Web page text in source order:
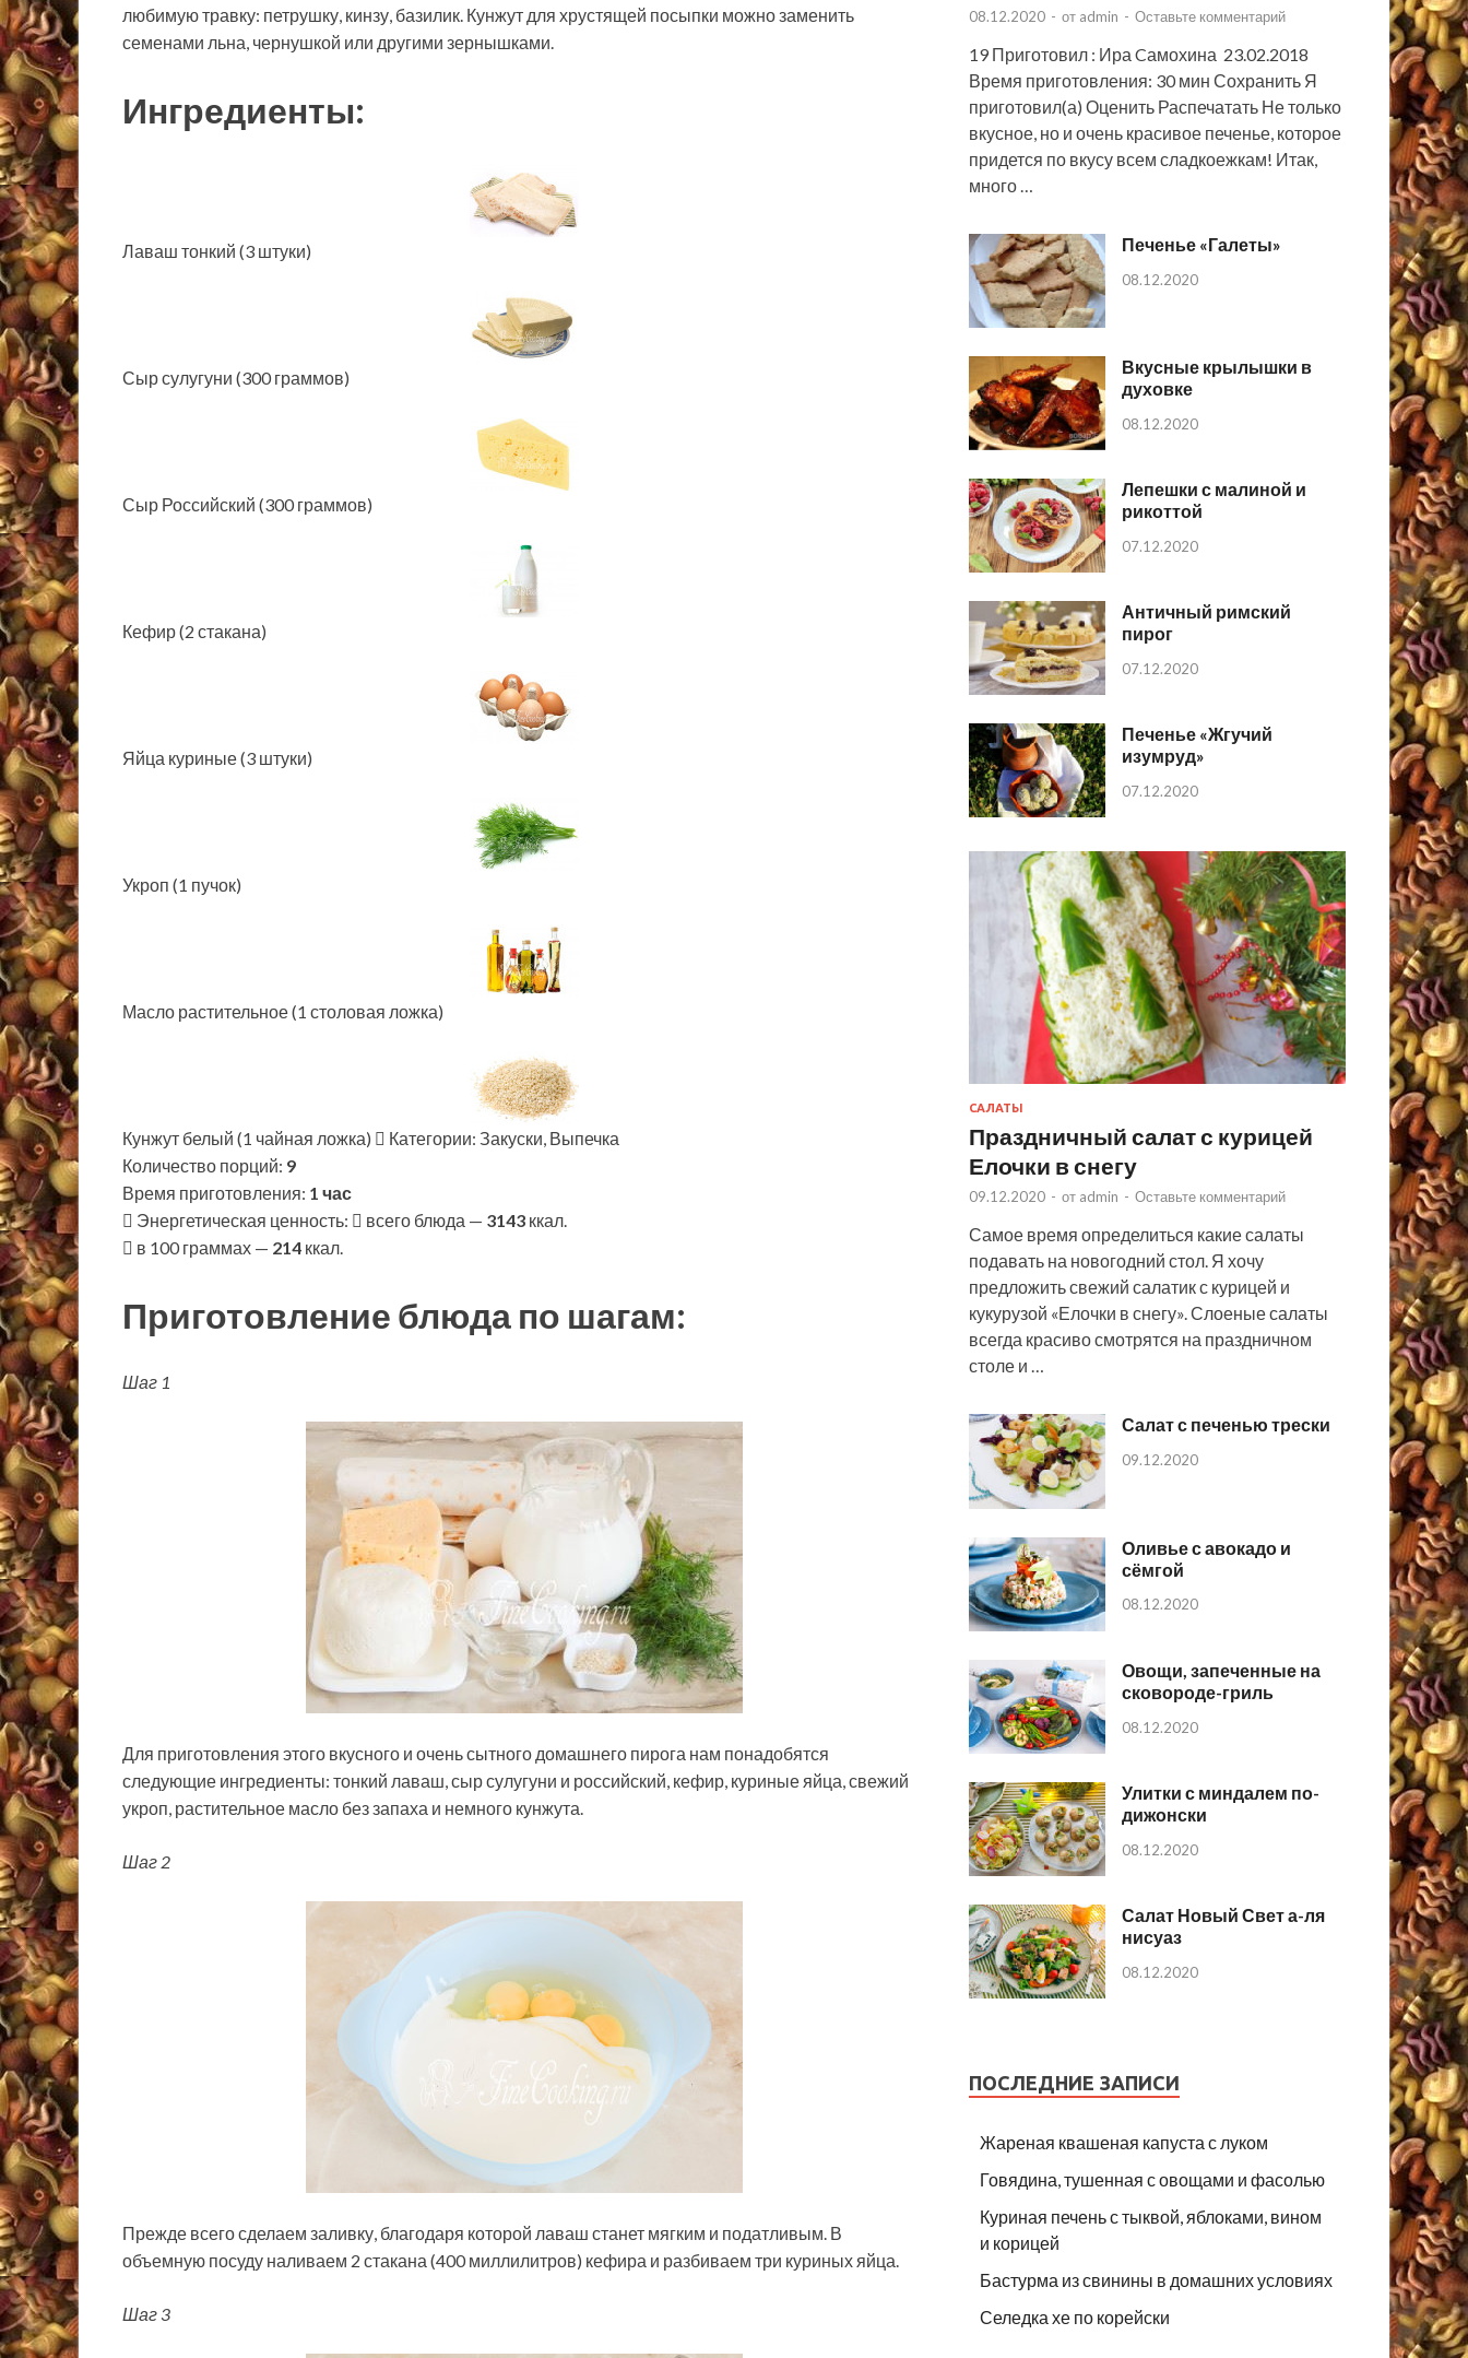
любимую травку: петрушку, кинзу, базилик. Кунжут для хрустящей посыпки можно заменить
семенами льна, чернушкой или другими зернышками.
Ингредиенты:
Лаваш тонкий (3 штуки)
Сыр сулугуни (300 граммов)
Сыр Российский (300 граммов)
Кефир (2 стакана)
Яйца куриные (3 штуки)
Укроп (1 пучок)
Масло растительное (1 столовая ложка)
Кунжут белый (1 чайная ложка)
Категории: Закуски, Выпечка
Количество порций: 9
Время приготовления: 1 час
Энергетическая ценность:
всего блюда — 3143 ккал.
в 100 граммах — 214 ккал.
Приготовление блюда по шагам:
Шаг 1
Для приготовления этого вкусного и очень сытного домашнего пирога нам понадобятся
следующие ингредиенты: тонкий лаваш, сыр сулугуни и российский, кефир, куриные яйца, свежий
укроп, растительное масло без запаха и немного кунжута.
Шаг 2
Прежде всего сделаем заливку, благодаря которой лаваш станет мягким и податливым. В
объемную посуду наливаем 2 стакана (400 миллилитров) кефира и разбиваем три куриных яйца.
Шаг 3
08.12.2020 - от admin - Оставьте комментарий
19 Приготовил : Ира Cамохина 23.02.2018
Время приготовления: 30 мин Сохранить Я
приготовил(а) Оценить Распечатать Не только
вкусное, но и очень красивое печенье, которое
придется по вкусу всем сладкоежкам! Итак,
много …
Печенье «Галеты»
08.12.2020
Вкусные крылышки в
духовке
08.12.2020
Лепешки с малиной и
рикоттой
07.12.2020
Античный римский
пирог
07.12.2020
Печенье «Жгучий
изумруд»
07.12.2020
САЛАТЫ
Праздничный салат с курицей
Елочки в снегу
09.12.2020 - от admin - Оставьте комментарий
Самое время определиться какие салаты
подавать на новогодний стол. Я хочу
предложить свежий салатик с курицей и
кукурузой «Елочки в снегу». Слоеные салаты
всегда красиво смотрятся на праздничном
столе и …
Салат с печенью трески
09.12.2020
Оливье с авокадо и
сёмгой
08.12.2020
Овощи, запеченные на
сковороде-гриль
08.12.2020
Улитки с миндалем по-
дижонски
08.12.2020
Салат Новый Свет а-ля
нисуаз
08.12.2020
ПОСЛЕДНИЕ ЗАПИСИ
Жареная квашеная капуста с луком
Говядина, тушенная с овощами и фасолью
Куриная печень с тыквой, яблоками, вином
и корицей
Бастурма из свинины в домашних условиях
Селедка хе по корейски